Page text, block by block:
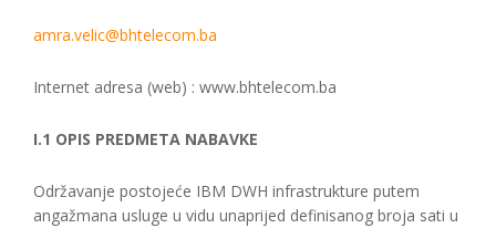
amra.velic@bhtelecom.ba
Internet adresa (web) : www.bhtelecom.ba
I.1 OPIS PREDMETA NABAVKE
Održavanje postojeće IBM DWH infrastrukture putem
angažmana usluge u vidu unaprijed definisanog broja sati u